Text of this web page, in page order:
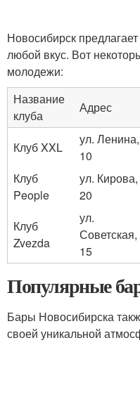
Новосибирск
любой вкус. Вот
молодежи:
Название
клуба
Адрес
Клуб XXL
ул. Ленина,
10
Клуб
People
ул. Кирова,
20
Клуб
Zvezda
ул.
Советская,
15
Популярные
Бары Новосибирска
своей уникальной